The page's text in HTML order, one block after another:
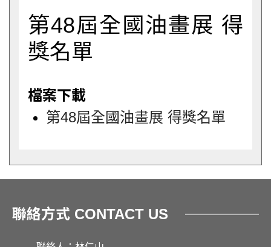
第48屆全國油畫展 得
獎名單
檔案下載
第48屆全國油畫展 得獎名單
聯絡方式 CONTACT US